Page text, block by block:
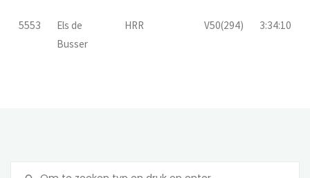
5553
Els de
Busser
HRR V50(294) 3:34:10